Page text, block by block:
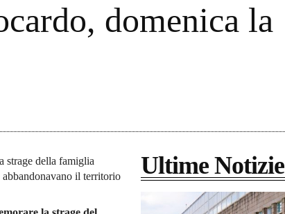
domenica la
strage della famiglia
il territorio
Ultime Notizie